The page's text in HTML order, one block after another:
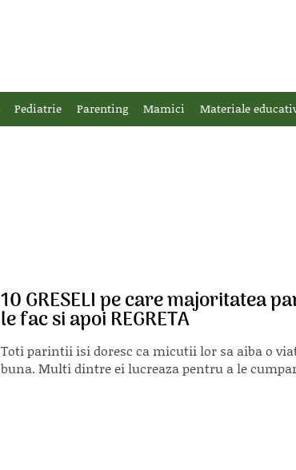
Pediatrie Parenting Mamici Materiale
10 GRESELI pe care majoritatea
le fac si apoi REGRETA
Toti parintii isi doresc ca micutii lor sa aiba o
buna. Multi dintre ei lucreaza pentru a le